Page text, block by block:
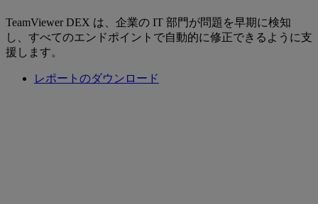
TeamViewer DEX は、企業の IT 部門が問題を早期に検知
し、すべてのエンドポイントで自動的に修正できるように支
援します。
レポートのダウンロード